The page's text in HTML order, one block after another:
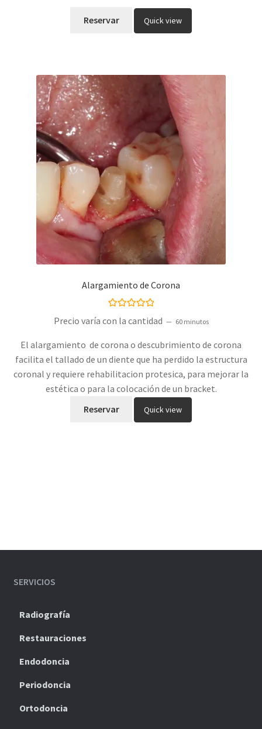
Reservar Quick view
Alargamiento de Corona
Precio varía con la cantidad 60 minutos
El alargamiento de corona o descubrimiento de corona
facilita el tallado de un diente que ha perdido la estructura
coronal y requiere rehabilitacion protesica, para mejorar la
estética o para la colocación de un bracket.
Reservar
Quick view
SERVICIOS
Radiografía
Restauraciones
Endodoncia
Periodoncia
Ortodoncia